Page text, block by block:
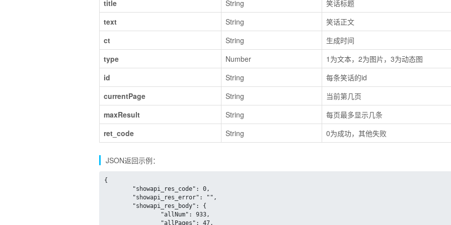
title String
笑话标题
text
String
笑话正文
ct
String
生成时间
type
Number
1为文本，2为图片，3为动态图
id
String
每条笑话的id
currentPage
String
当前第几页
maxResult
String
每页最多显示几条
ret_code
String 0为成功，其他失败
JSON返回示例：
{